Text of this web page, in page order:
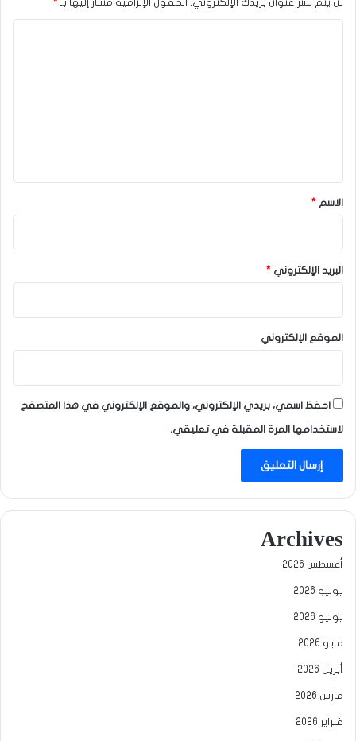
*
الاسم *
البريد الإلكتروني *
الموقع الإلكتروني
احفظ اسمي، بريدي الإلكتروني، والموقع الإلكتروني في هذا المتصفح
لاستخدامها المرة المقبلة في تعليقي.
Archives
أغسطس 2026
يوليو 2026
يونيو 2026
مايو 2026
أبريل 2026
مارس 2026
فبراير 2026